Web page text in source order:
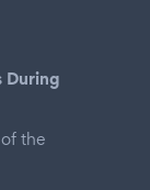
During
the